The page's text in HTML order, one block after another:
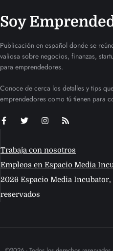
Soy
Publicación en español donde se
valiosa sobre negocios, finanzas,
para emprendedores.
Conoce de cerca los detalles y tips
emprendedores como tú tienen para
Trabaja con nosotros
Empleos en Espacio Media
2026 Espacio Media
reservados